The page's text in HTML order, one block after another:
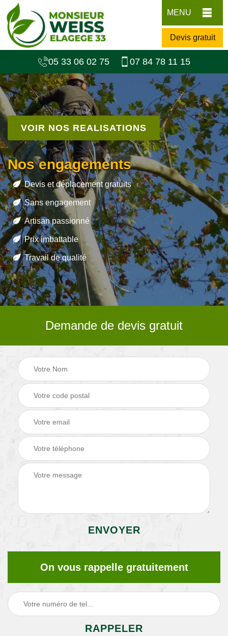
MENU
Devis gratuit
05 33 06 02 75 07 84 78 11 15
VOIR NOS REALISATIONS
Nos engagements
Devis et déplacement gratuits
Sans engagement
Artisan passionné
Prix imbattable
Travail de qualité
Demande de devis gratuit
On vous rappelle gratuitement